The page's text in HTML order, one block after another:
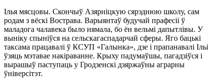
Ілья мясцовы. Скончыў Азярніцкую сярэднюю школу, сам
родам з вёскі Вострава. Варыянтаў будучай прафесіі ў
маладога чалавека было нямала, бо ён вельмі дапытлівы. У
выніку спыніўся на сельскагаспадарчай сферы. Яго бацькі
таксама працавалі ў КСУП «Галынка», дзе і прапанавалі Ільі
ўзяць мэтавае накіраванне. Крыху падумаўшы, пагадзіўся і
вырашыў паступаць у Гродзенскі дзяржаўны аграрны
ўніверсітэт.